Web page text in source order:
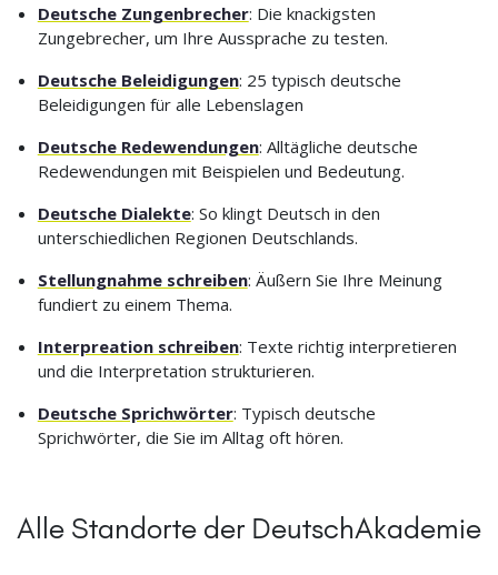
Deutsche Zungenbrecher: Die knackigsten
Zungebrecher, um Ihre Aussprache zu testen.
Deutsche Beleidigungen: 25 typisch deutsche
Beleidigungen für alle Lebenslagen
Deutsche Redewendungen: Alltägliche deutsche
Redewendungen mit Beispielen und Bedeutung.
Deutsche Dialekte: So klingt Deutsch in den
unterschiedlichen Regionen Deutschlands.
Stellungnahme schreiben: Äußern Sie Ihre Meinung
fundiert zu einem Thema.
Interpreation schreiben: Texte richtig interpretieren
und die Interpretation strukturieren.
Deutsche Sprichwörter: Typisch deutsche
Sprichwörter, die Sie im Alltag oft hören.
Alle Standorte der DeutschAkademie